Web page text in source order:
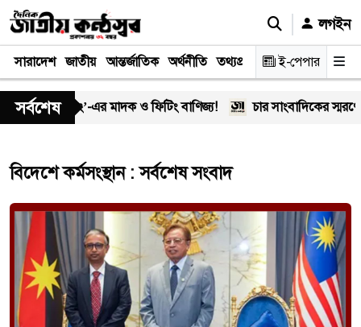
লগইন
সারাদেশ জাতীয় আন্তর্জাতিক অর্থনীতি তথ্যপ্রযুক্তি স্বাস্থ্য আইন-
ই-পেপার
সর্বশেষ
‘অসীম-গং’-এর মাদক ও ফিটিং বাণিজ্য! চার সাংবাদিকের স্মরণে
বিদেশে কর্মসংস্থান : সর্বশেষ সংবাদ